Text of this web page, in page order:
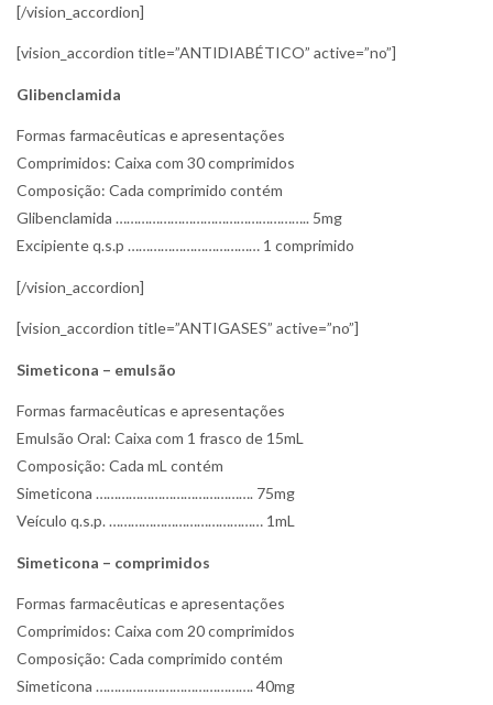
[/vision_accordion]
[vision_accordion title=”ANTIDIABÉTICO” active=”no”]
Glibenclamida
Formas farmacêuticas e apresentações
Comprimidos: Caixa com 30 comprimidos
Composição: Cada comprimido contém
Glibenclamida …………………………………………….. 5mg
Excipiente q.s.p ……………………………… 1 comprimido
[/vision_accordion]
[vision_accordion title=”ANTIGASES” active=”no”]
Simeticona – emulsão
Formas farmacêuticas e apresentações
Emulsão Oral: Caixa com 1 frasco de 15mL
Composição: Cada mL contém
Simeticona ……………………………………. 75mg
Veículo q.s.p. …………………………………… 1mL
Simeticona – comprimidos
Formas farmacêuticas e apresentações
Comprimidos: Caixa com 20 comprimidos
Composição: Cada comprimido contém
Simeticona ……………………………………. 40mg